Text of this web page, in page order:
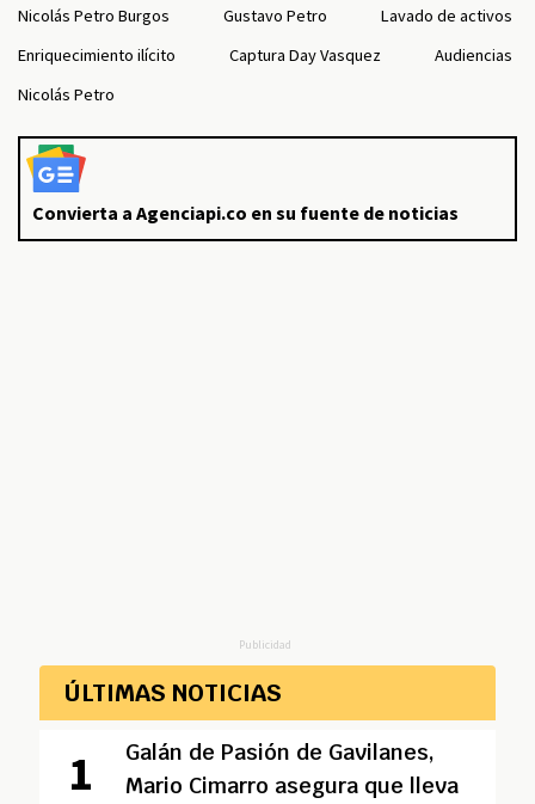
Nicolás Petro Burgos Gustavo Petro
Lavado de activos
Enriquecimiento ilícito
Captura Day Vasquez
Audiencias
Nicolás Petro
Convierta a Agenciapi.co en su fuente de noticias
Publicidad
ÚLTIMAS NOTICIAS
Galán de Pasión de Gavilanes,
Mario Cimarro asegura que lleva